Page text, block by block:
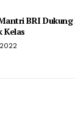
BRI Dukung
Kelas